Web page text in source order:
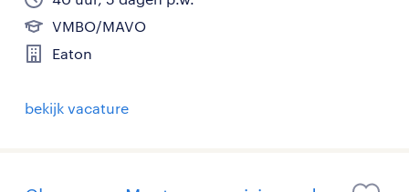
VMBO/MAVO
Eaton
bekijk vacature